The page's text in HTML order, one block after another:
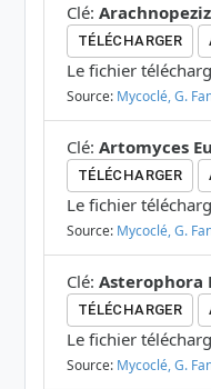
Clé:
TÉLÉCHARGER
Le fichier
Source: Mycoclé, G.
Clé: Artomyces
TÉLÉCHARGER
Le fichier
Source: Mycoclé, G.
Clé: Asterophora
TÉLÉCHARGER
Le fichier
Source: Mycoclé, G.